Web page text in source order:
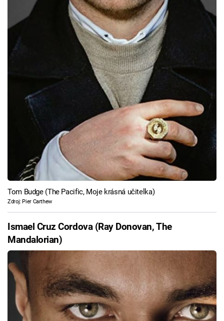
Tom Budge (The Pacific, Moje krásná učitelka)
Zdroj: Pier Carthew
Ismael Cruz Cordova (Ray Donovan, The
Mandalorian)